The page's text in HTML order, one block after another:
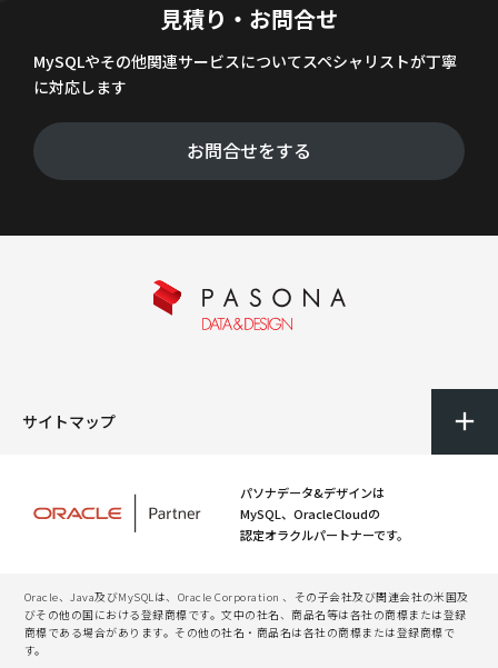
見積り・お問合せ
MySQLやその他関連サービスについてスペシャリストが丁寧
に対応します
お問合せをする
サイトマップ
パソナデータ&デザインは
MySQL、OracleCloudの
認定オラクルパートナーです。
Oracle、Java及びMySQLは、Oracle Corporation 、その子会社及び関連会社の米国及
びその他の国における登録商標です。文中の社名、商品名等は各社の商標または登録
商標である場合があります。その他の社名・商品名は各社の商標または登録商標で
す。